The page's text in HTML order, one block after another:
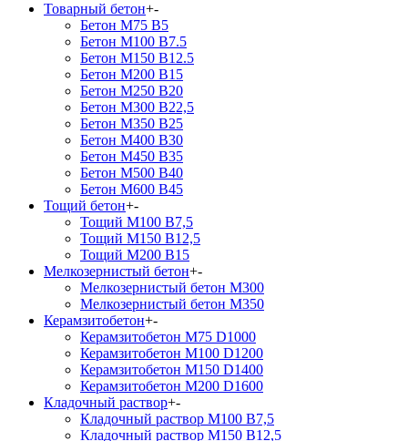
Товарный бетон+-
Бетон М75 В5
Бетон М100 В7.5
Бетон М150 В12.5
Бетон М200 В15
Бетон М250 В20
Бетон М300 В22,5
Бетон М350 В25
Бетон М400 В30
Бетон М450 В35
Бетон М500 В40
Бетон М600 В45
Тощий бетон+-
Тощий М100 В7,5
Тощий М150 В12,5
Тощий М200 В15
Мелкозернистый бетон+-
Мелкозернистый бетон М300
Мелкозернистый бетон М350
Керамзитобетон+-
Керамзитобетон М75 D1000
Керамзитобетон М100 D1200
Керамзитобетон М150 D1400
Керамзитобетон М200 D1600
Кладочный раствор+-
Кладочный раствор М100 В7,5
Кладочный раствор М150 В12,5